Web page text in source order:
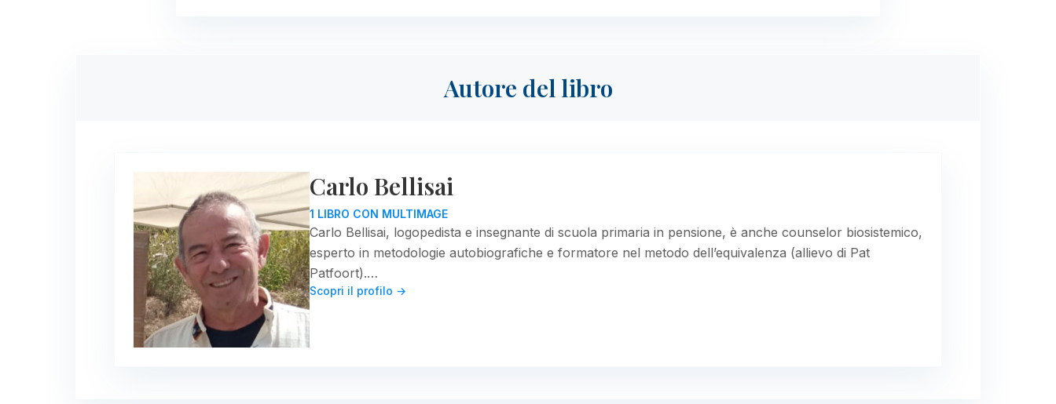
Autore del libro
Carlo Bellisai
1 LIBRO CON MULTIMAGE
Carlo Bellisai, logopedista e insegnante di scuola primaria in pensione, è anche counselor biosistemico,
esperto in metodologie autobiografiche e formatore nel metodo dell’equivalenza (allievo di Pat
Patfoort).…
Scopri il profilo →